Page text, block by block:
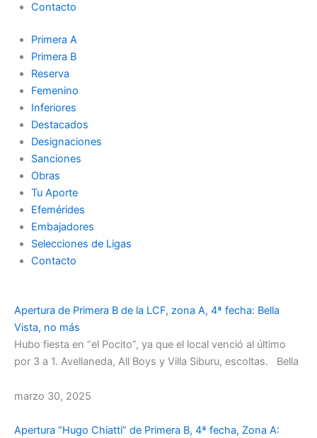
Contacto
Primera A
Primera B
Reserva
Femenino
Inferiores
Destacados
Designaciones
Sanciones
Obras
Tu Aporte
Efemérides
Embajadores
Selecciones de Ligas
Contacto
Apertura de Primera B de la LCF, zona A, 4ª fecha: Bella
Vista, no más
Hubo fiesta en “el Pocito”, ya que el local venció al último
por 3 a 1. Avellaneda, All Boys y Villa Siburu, escoltas. Bella
marzo 30, 2025
Apertura “Hugo Chiatti” de Primera B, 4ª fecha, Zona A: